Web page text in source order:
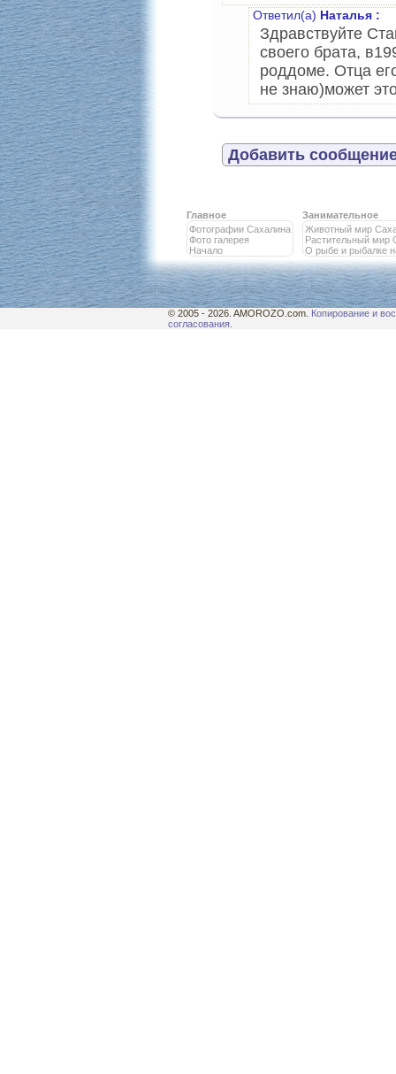
Ответил(а) Наталья :
Здравствуйте
своего брата,
роддоме. Отца
не знаю)может
Добавить
Главное
Фотографии Сахалина
Фото галерея
Начало
Занимательное
Животный мир
Растительный мир
О рыбе и рыбалке
© 2005 - 2026. AMOROZO.com. Копирование и
согласования.